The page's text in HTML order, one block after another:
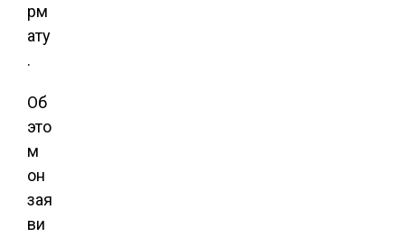
рм
ату
.
Об
это
м
он
зая
ви